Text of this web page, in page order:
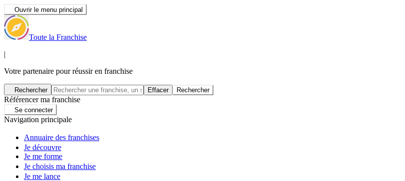
Ouvrir le menu principal
Toute la Franchise
|
Votre partenaire pour réussir en franchise
Rechercher Effacer Rechercher
Référencer ma franchise
Se connecter
Navigation principale
Annuaire des franchises
Je découvre
Je me forme
Je choisis ma franchise
Je me lance